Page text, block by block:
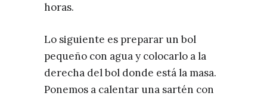
horas.
Lo siguiente es preparar un bol
pequeño con agua y colocarlo a la
derecha del bol donde está la masa.
Ponemos a calentar una sartén con